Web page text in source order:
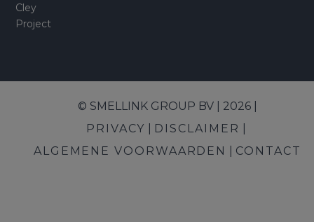
Cley
Project
© SMELLINK GROUP BV | 2026 |
PRIVACY
DISCLAIMER
ALGEMENE VOORWAARDEN
CONTACT